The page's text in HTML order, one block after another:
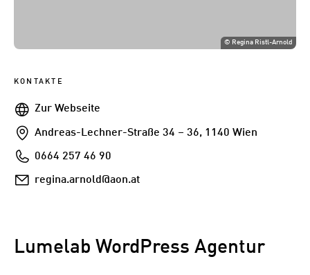
© Regina Ristl-Arnold
KONTAKTE
WebseiteZur Webseite
Addresse
Andreas-Lechner-Straße 34 – 36, 1140 Wien
Telefon0664 257 46 90
E-
regina.arnold@aon.at
Lumelab WordPress Agentur